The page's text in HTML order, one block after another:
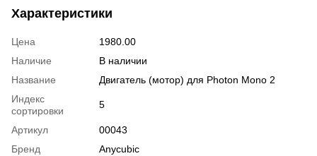
Характеристики
Цена
1980.00
Наличие
В наличии
Название
Двигатель (мотор) для Photon Mono 2
Индекс
сортировки
5
Артикул
00043
Бренд
Anycubic